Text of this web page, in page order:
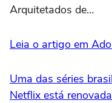
Arquitetados de…
Leia o artigo em
Uma das séries
Netflix está